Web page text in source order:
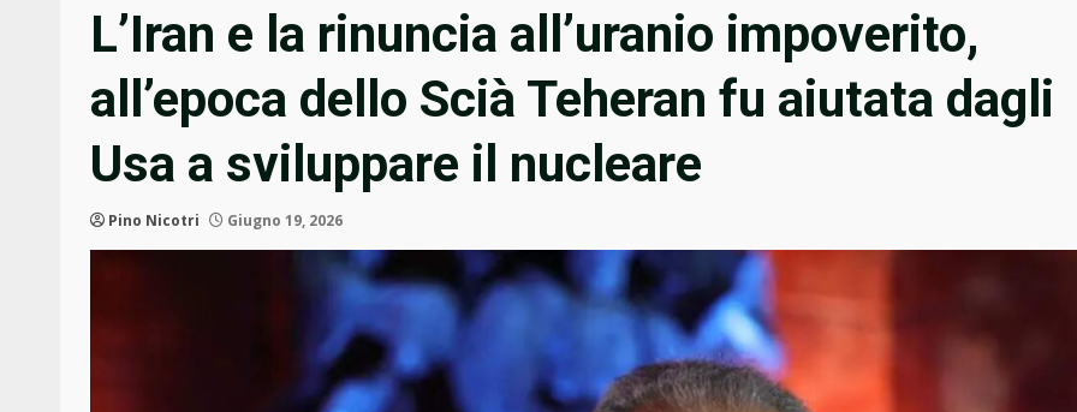
L’Iran e la rinuncia all’uranio impoverito,
all’epoca dello Scià Teheran fu aiutata dagli
Usa a sviluppare il nucleare
Pino Nicotri Giugno 19, 2026